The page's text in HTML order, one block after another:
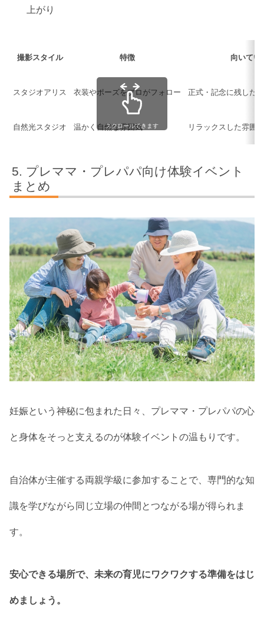
上がり
撮影スタイル 特徴 向いてい
スタジオアリス 衣装やポーズをプロがフォロー 正式・記念に残した
自然光スタジオ 温かく自然な雰囲気 リラックスした雰囲
スクロールできます
プレママ・プレパパ向け体験イベント
まとめ
妊娠という神秘に包まれた日々、プレママ・プレパパの心
と身体をそっと支えるのが体験イベントの温もりです。
自治体が主催する両親学級に参加することで、専門的な知
識を学びながら同じ立場の仲間とつながる場が得られま
す。
安心できる場所で、未来の育児にワクワクする準備をはじ
めましょう。